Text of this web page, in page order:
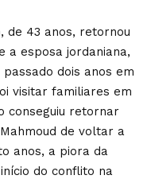
de 43 anos, retornou
a esposa jordaniana,
dois anos em
visitar familiares em
conseguiu retornar
de voltar a
anos, a piora da
do conflito na